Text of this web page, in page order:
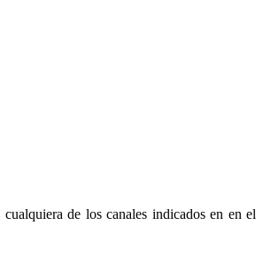
de los canales indicados en en el